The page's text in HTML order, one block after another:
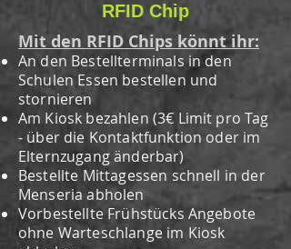
RFID Chip
Mit den RFID Chips könnt ihr:
An den Bestellterminals in den
Schulen Essen bestellen und
stornieren
Am Kiosk bezahlen (3€ Limit pro Tag
- über die Kontaktfunktion oderim
Elternzugang änderbar)
Bestellte Mittagessen schnell in der
Menseria abholen
Vorbestellte Frühstücks Angebote
ohne Warteschlange im Kiosk